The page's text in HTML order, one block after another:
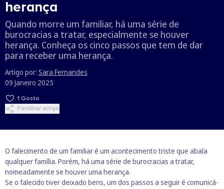
herança
Quando morre um familiar, há uma série de
burocracias a tratar, especialmente se houver
herança. Conheça os cinco passos que tem de dar
para receber uma herança.
Artigo por: Sara Fernandes
09 Janeiro 2025
1 Gosto
Partilhar artigo
O falecimento de um familiar é um acontecimento triste que abala
qualquer família. Porém, há uma série de burocracias a tratar,
nomeadamente se houver uma herança.
Se o falecido tiver deixado bens, um dos passos a seguir é comunicá-